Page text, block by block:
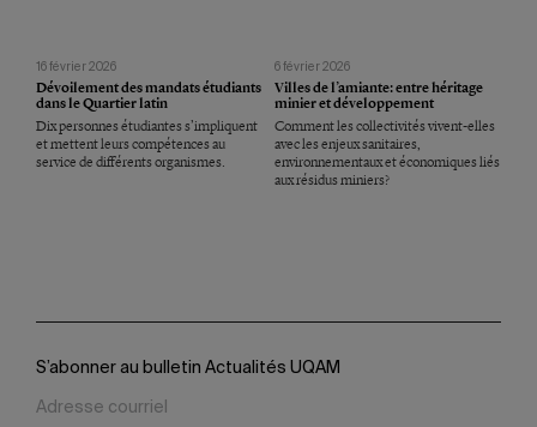
16 février 2026
Dévoilement des mandats étudiants
dans le Quartier latin
Dix personnes étudiantes s’impliquent
et mettent leurs compétences au
service de différents organismes.
6 février 2026
Villes de l’amiante: entre héritage
minier et développement
Comment les collectivités vivent-elles
avec les enjeux sanitaires,
environnementaux et économiques liés
aux résidus miniers?
S’abonner au bulletin Actualités UQAM